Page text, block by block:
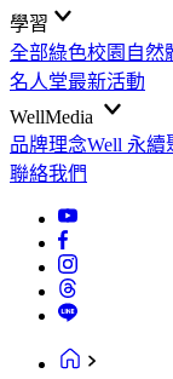
學習
全部綠色校園 自然
名人堂最新活動
WellMedia
品牌理念Well 永續
聯絡我們